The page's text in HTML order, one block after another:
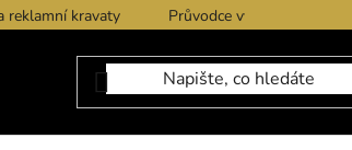
reklamní kravaty Průvodce výběrem produktů